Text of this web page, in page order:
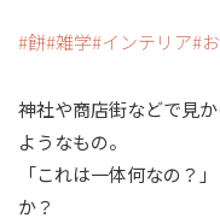
餅 雑学 インテリア
神社や商店街などで見
ようなもの。
「これは一体何なの？
か？